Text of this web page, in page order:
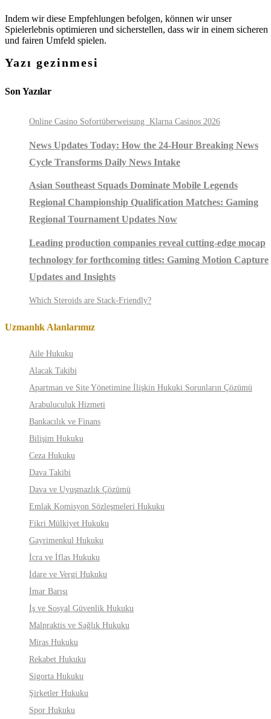
Indem wir diese Empfehlungen befolgen, können wir unser
Spielerlebnis optimieren und sicherstellen, dass wir in einem sicheren
und fairen Umfeld spielen.
Yazı gezinmesi
Son Yazılar
Online Casino Sofortüberweisung ️ Klarna Casinos 2026
News Updates Today: How the 24-Hour Breaking News
Cycle Transforms Daily News Intake
Asian Southeast Squads Dominate Mobile Legends
Regional Championship Qualification Matches: Gaming
Regional Tournament Updates Now
Leading production companies reveal cutting-edge mocap
technology for forthcoming titles: Gaming Motion Capture
Updates and Insights
Which Steroids are Stack-Friendly?
Uzmanlık Alanlarımız
Aile Hukuku
Alacak Takibi
Apartman ve Site Yönetimine İlişkin Hukuki Sorunların Çözümü
Arabuluculuk Hizmeti
Bankacılık ve Finans
Bilişim Hukuku
Ceza Hukuku
Dava Takibi
Dava ve Uyuşmazlık Çözümü
Emlak Komisyon Sözleşmeleri Hukuku
Fikri Mülkiyet Hukuku
Gayrimenkul Hukuku
İcra ve İflas Hukuku
İdare ve Vergi Hukuku
İmar Barışı
İş ve Sosyal Güvenlik Hukuku
Malpraktis ve Sağlık Hukuku
Miras Hukuku
Rekabet Hukuku
Sigorta Hukuku
Şirketler Hukuku
Spor Hukuku